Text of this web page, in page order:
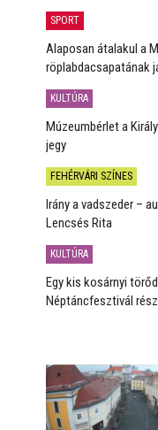
SPORT
Alaposan átalakul a
röplabdacsapatának
KULTÚRA
Múzeumbérlet a
jegy
FEHÉRVÁRI SZÍNES
Irány a vadszeder –
Lencsés Rita
KULTÚRA
Egy kis kosárnyi
Néptáncfesztivál